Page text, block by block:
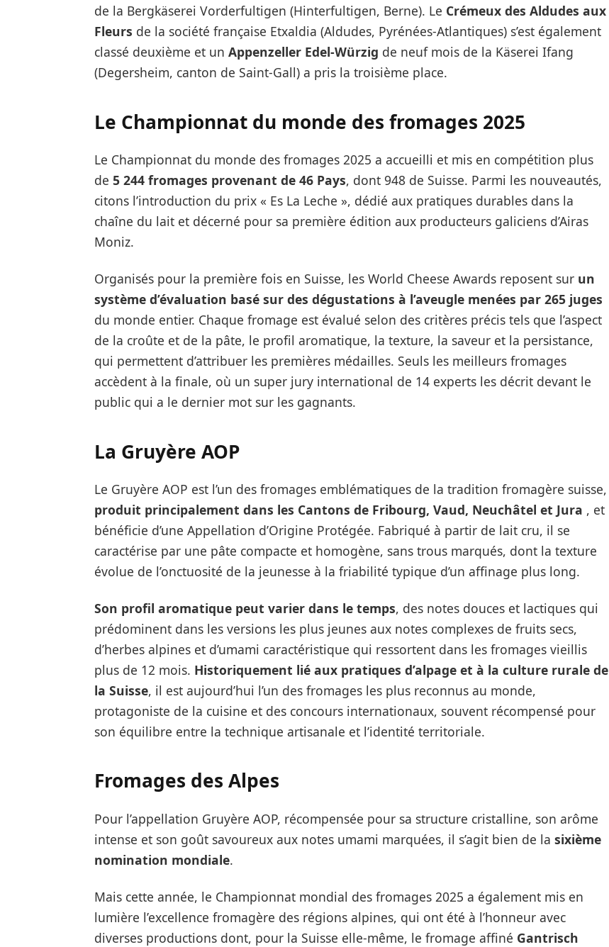
de la Bergkäserei Vorderfultigen (Hinterfultigen, Berne). Le Crémeux des Aldudes aux
Fleurs de la société française Etxaldia (Aldudes, Pyrénées-Atlantiques) s’est également
classé deuxième et un Appenzeller Edel-Würzig de neuf mois de la Käserei Ifang
(Degersheim, canton de Saint-Gall) a pris la troisième place.
Le Championnat du monde des fromages 2025
Le Championnat du monde des fromages 2025 a accueilli et mis en compétition plus
de 5 244 fromages provenant de 46 Pays, dont 948 de Suisse. Parmi les nouveautés,
citons l’introduction du prix « Es La Leche », dédié aux pratiques durables dans la
chaîne du lait et décerné pour sa première édition aux producteurs galiciens d’Airas
Moniz.
Organisés pour la première fois en Suisse, les World Cheese Awards reposent sur un
système d’évaluation basé sur des dégustations à l’aveugle menées par 265 juges
du monde entier. Chaque fromage est évalué selon des critères précis tels que l’aspect
de la croûte et de la pâte, le profil aromatique, la texture, la saveur et la persistance,
qui permettent d’attribuer les premières médailles. Seuls les meilleurs fromages
accèdent à la finale, où un super jury international de 14 experts les décrit devant le
public qui a le dernier mot sur les gagnants.
La Gruyère AOP
Le Gruyère AOP est l’un des fromages emblématiques de la tradition fromagère suisse,
produit principalement dans les Cantons de Fribourg, Vaud, Neuchâtel et Jura , et
bénéficie d’une Appellation d’Origine Protégée. Fabriqué à partir de lait cru, il se
caractérise par une pâte compacte et homogène, sans trous marqués, dont la texture
évolue de l’onctuosité de la jeunesse à la friabilité typique d’un affinage plus long.
Son profil aromatique peut varier dans le temps, des notes douces et lactiques qui
prédominent dans les versions les plus jeunes aux notes complexes de fruits secs,
d’herbes alpines et d’umami caractéristique qui ressortent dans les fromages vieillis
plus de 12 mois. Historiquement lié aux pratiques d’alpage et à la culture rurale de
la Suisse, il est aujourd’hui l’un des fromages les plus reconnus au monde,
protagoniste de la cuisine et des concours internationaux, souvent récompensé pour
son équilibre entre la technique artisanale et l’identité territoriale.
Fromages des Alpes
Pour l’appellation Gruyère AOP, récompensée pour sa structure cristalline, son arôme
intense et son goût savoureux aux notes umami marquées, il s’agit bien de la sixième
nomination mondiale.
Mais cette année, le Championnat mondial des fromages 2025 a également mis en
lumière l’excellence fromagère des régions alpines, qui ont été à l’honneur avec
diverses productions dont, pour la Suisse elle-même, le fromage affiné Gantrisch